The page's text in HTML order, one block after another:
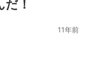
！
11年前